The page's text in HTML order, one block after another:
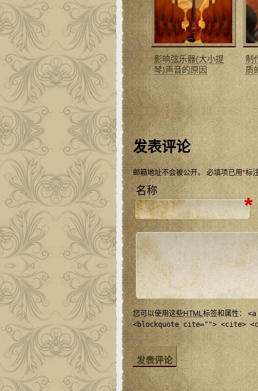
影响弦乐器(大小提
琴)声音的原因
制
质
发表评论
邮箱地址不会被公开。 必填项已用*标
名称
*
您可以使用这些HTML标签和属性：
<blockquote cite=""> <cite>